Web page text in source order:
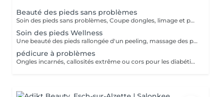
Beauté des pieds sans problèmes
Soin des pieds sans problèmes, Coupe dongles, limage et polissage des ongles, cuticules, peaux cornés
Soin des pieds Wellness
Une beauté des pieds rallongée d'un peeling, massage des pieds et masque très nourrissant Recommandé à toutes les personnes pour une sensation de légèreté des pieds
pédicure à problèmes
Ongles incarnés, callosités extrême ou cors pour les diabétiques nous conseillons d'aller chez un(e) podologue!